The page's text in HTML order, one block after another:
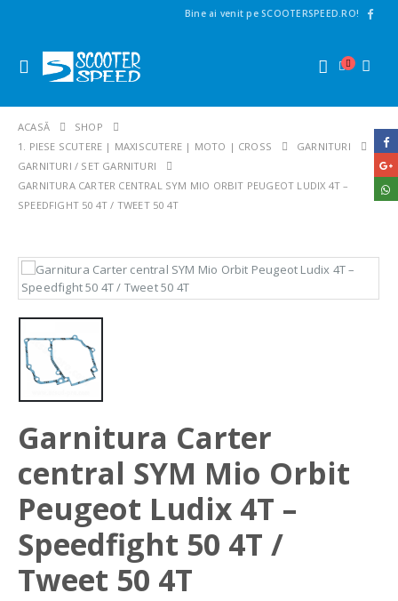
Bine ai venit pe SCOOTERSPEED.RO!
ACASĂ
SHOP
1. PIESE SCUTERE | MAXISCUTERE | MOTO | CROSS
GARNITURI
GARNITURI / SET GARNITURI
GARNITURA CARTER CENTRAL SYM MIO ORBIT PEUGEOT LUDIX 4T –
SPEEDFIGHT 50 4T / TWEET 50 4T
Garnitura Carter
central SYM Mio Orbit
Peugeot Ludix 4T –
Speedfight 50 4T /
Tweet 50 4T